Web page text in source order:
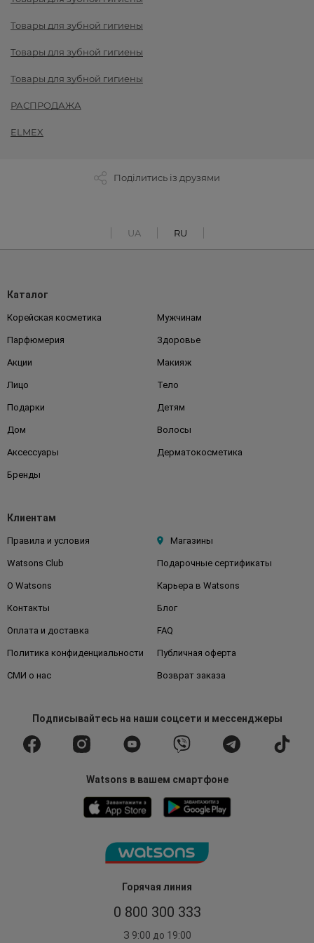
Товары для зубной гигиены
Товары для зубной гигиены
Товары для зубной гигиены
РАСПРОДАЖА
ELMEX
Поділитись із друзями
UA RU
Горячая линия
0 800 300 333
З 9:00 до 19:00
Каталог
Корейская косметика Мужчинам
Парфюмерия Здоровье
Акции Макияж
Лицо Тело
Подарки Детям
Дом Волосы
Аксессуары Дерматокосметика
Бренды
Клиентам
Правила и условия Магазины
Watsons Club Подарочные сертификаты
О Watsons Карьера в Watsons
Контакты Блог
Оплата и доставка FAQ
Политика конфиденциальности Публичная оферта
СМИ о нас Возврат заказа
Подписывайтесьна наши соцсети и мессенджеры
Watsons в вашем смартфоне